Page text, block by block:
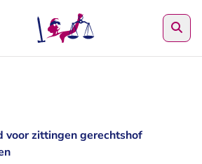
voor zittingen gerechtshof